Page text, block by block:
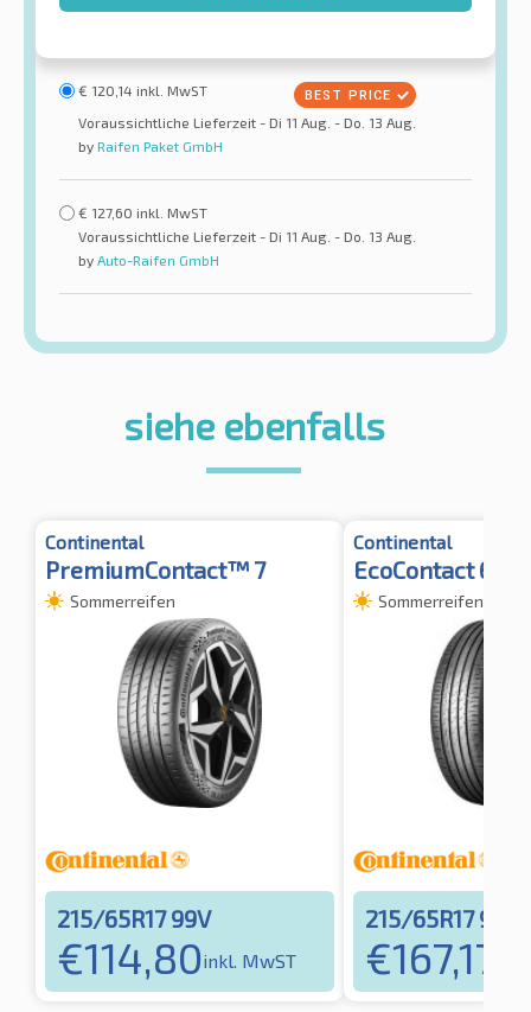
€ 120,14 inkl. MwST
Voraussichtliche Lieferzeit - Di 11 Aug. - Do. 13 Aug.
by Raifen Paket GmbH
€ 127,60 inkl. MwST
Voraussichtliche Lieferzeit - Di 11 Aug. - Do. 13 Aug.
by Auto-Raifen GmbH
siehe ebenfalls
Continental
PremiumContact™ 7
Sommerreifen
215/65R17 99V
€114,80inkl. MwST
Continental
EcoContact 6
Sommerreifen
215/65R17 99V
€167,17